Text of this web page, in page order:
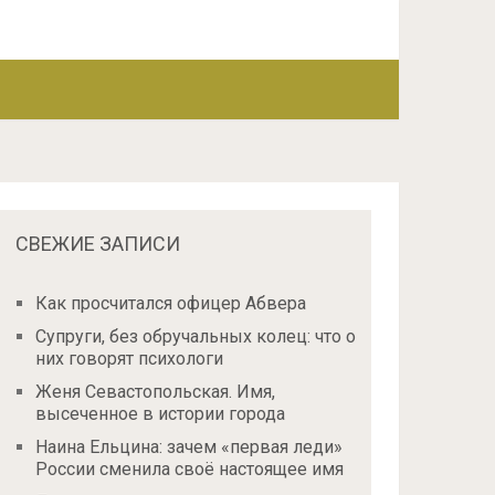
СВЕЖИЕ ЗАПИСИ
Как просчитался офицер Абвера
Супруги, без обручальных колец: что о
них говорят психологи
Женя Севастопольская. Имя,
высеченное в истории города
Наина Ельцина: зачем «первая леди»
России сменила своё настоящее имя